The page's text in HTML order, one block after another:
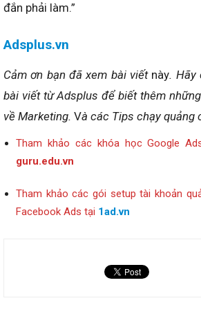
đắn phải làm.”
Adsplus.vn
Cảm ơn bạn đã xem bài viết này. Hãy
bài viết từ Adsplus để biết thêm
về Marketing. Và các Tips chạy quảng
Tham khảo các khóa học Google
guru.edu.vn
Tham khảo các gói setup tài khoản
Facebook Ads tại 1ad.vn